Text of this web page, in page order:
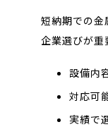
短納期での金
企業選びが重
設備内
対応可
実績で